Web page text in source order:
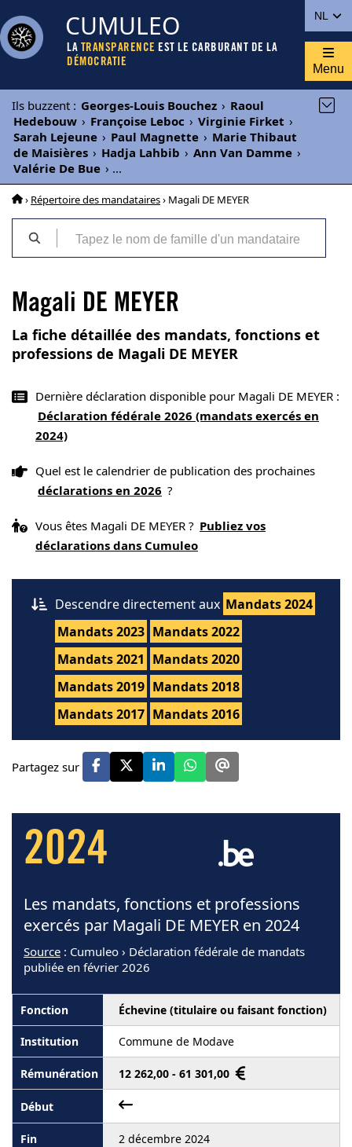
NL
CUMULEO
LA TRANSPARENCE EST LE CARBURANT DE LA
DÉMOCRATIE
Menu
Ils buzzent : Georges-Louis Bouchez › Raoul
Hedebouw › Françoise Leboc › Virginie Firket ›
Sarah Lejeune › Paul Magnette › Marie Thibaut
de Maisières › Hadja Lahbib › Ann Van Damme ›
Valérie De Bue › ...
› Répertoire des mandataires› Magali DE MEYER
Magali DE MEYER
La fiche détaillée des mandats, fonctions et
professions de Magali DE MEYER
Dernière déclaration disponible pour Magali DE MEYER :
Déclaration fédérale 2026 (mandats exercés en
2024)
Quel est le calendrier de publication des prochaines
déclarations en 2026 ?
Vous êtes Magali DE MEYER ? Publiez vos
déclarations dans Cumuleo
Descendre directement aux Mandats 2024
Mandats 2023 Mandats 2022
Mandats 2021 Mandats 2020
Mandats 2019 Mandats 2018
Mandats 2017 Mandats 2016
Partagez sur
2024
Les mandats, fonctions et professions
exercés par Magali DE MEYER en 2024
Source : Cumuleo › Déclaration fédérale de mandats
publiée en février 2026
Échevine (titulaire ou faisant fonction)
Commune de Modave
12 262,00 - 61 301,00
2 décembre 2024